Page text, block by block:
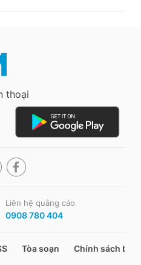
thoại
Liên hệ quảng cáo
0908 780 404
Tòa soạn Chính sách bảo